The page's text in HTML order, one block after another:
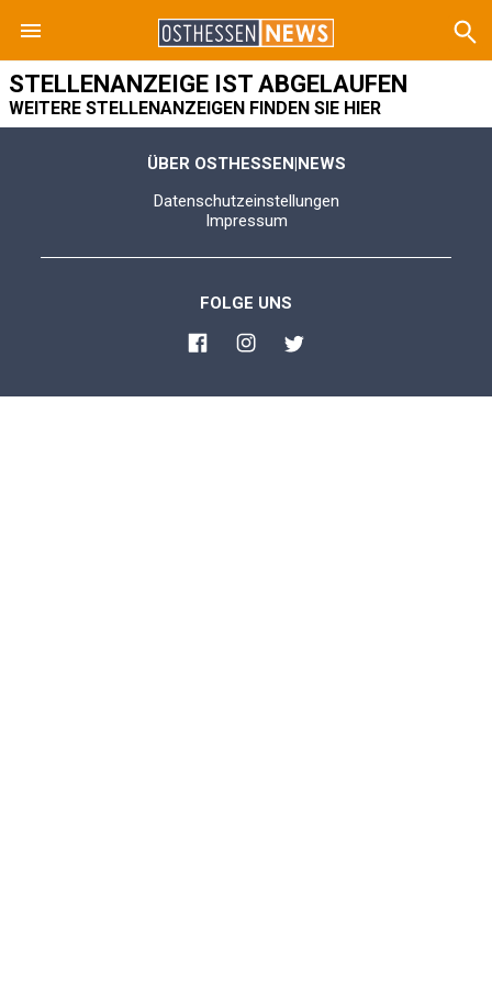
STELLENANZEIGE IST ABGELAUFEN
WEITERE STELLENANZEIGEN FINDEN SIE HIER
ÜBER OSTHESSEN|NEWS
Datenschutzeinstellungen
Impressum
FOLGE UNS